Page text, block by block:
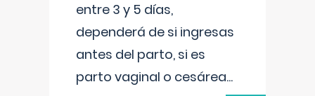
entre 3 y 5 días,
dependerá de si ingresas
antes del parto, si es
parto vaginal o cesárea...